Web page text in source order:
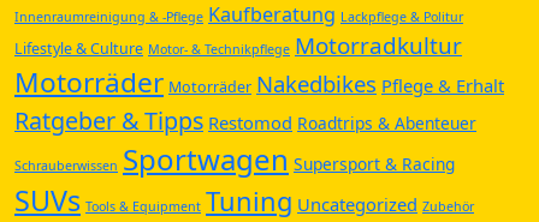
Innenraumreinigung & -Pflege Kaufberatung Lackpflege & Politur
Lifestyle & Culture Motor- & Technikpflege Motorradkultur
Motorräder Motorräder Nakedbikes Pflege & Erhalt
Ratgeber & Tipps Restomod Roadtrips & Abenteuer
Schrauberwissen Sportwagen Supersport & Racing
SUVs Tools & Equipment Tuning Uncategorized Zubehör